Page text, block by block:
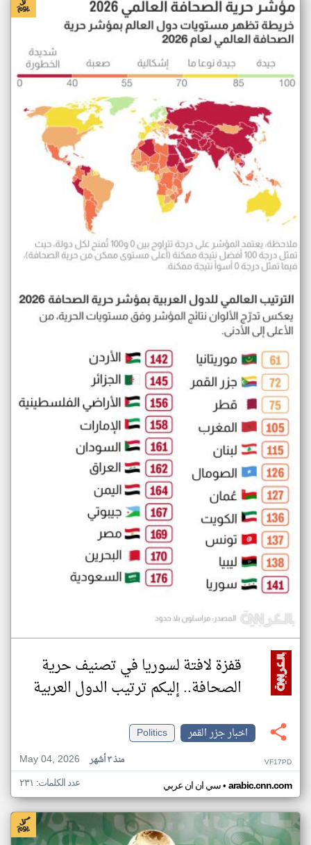
قفزة لافتة لسوريا في تصنيف حرية
الصحافة.. إليكم ترتيب الدول العربية
اخبار جزر القمر
Politics
May 04, 2026
منذ ٣ أشهر VF17PD
سي ان ان عربي• arabic.cnn.com عدد الكلمات: ٢٣١